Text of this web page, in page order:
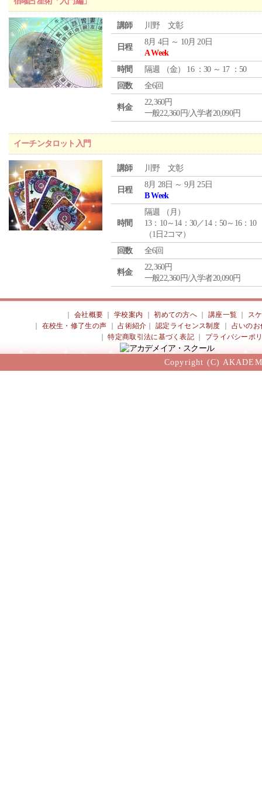
講師 川野 文彰
日程
8月 4日 ～ 10月 20日
A Week
時間
隔週 （金） 16 ：30 ～ 17 ：50
回数
全6回
料金
22,360円
一般22,360円/入学者20,090円
イーチンタロット入門
講師 川野 文彰
日程
8月 28日 ～ 9月 25日
B Week
時間
隔週 （ 月 ）
13：10～14：30／14：50～16：10
（1日2コマ）
回数
全6回
料金
22,360円
一般22,360円/入学者20,090円
会社概要 ｜学校案内 ｜初めての方へ 講座一覧
ス
在校生・修了生の声 ｜占術紹介 ｜認定ライセンス制度
占いのお
｜特定商取引法に基づく表記 プライバシーポ
Copyright (C)